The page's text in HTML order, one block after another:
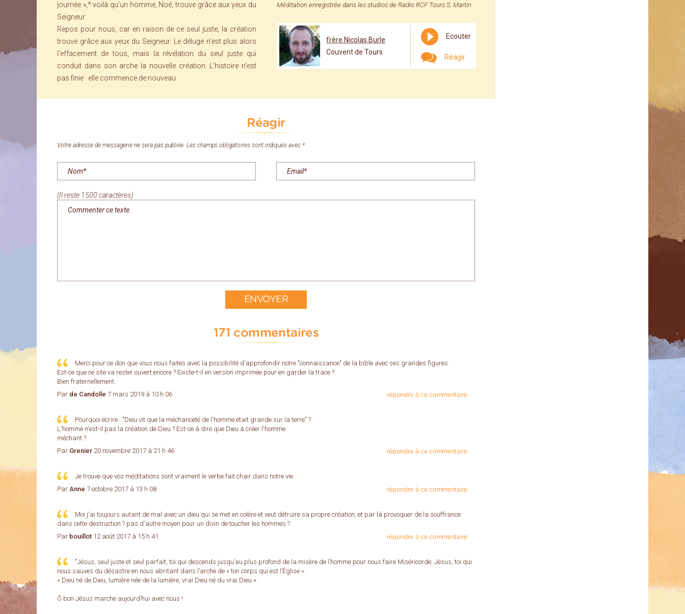
journée »,* voilà qu’un homme, Noé, trouve grâce aux yeux du
Seigneur.
Repos pour nous, car en raison de ce seul juste, la création
trouve grâce aux yeux du Seigneur. Le déluge n’est plus alors
l’effacement de tous, mais la révélation du seul juste qui
conduit dans son arche la nouvelle création. L’histoire n’est
pas finie : elle commence de nouveau.
Méditation enregistrée dans les studios de Radio RCF Tours S. Martin
frère Nicolas Burle
Couvent de Tours
Ecouter
Réagir
Réagir
Votre adresse de messagerie ne sera pas publiée. Les champs obligatoires sont indiqués avec *
(Il reste 1500 caractères)
171 commentaires
Merci pour ce don que vous nous faites avec la possibilité d'approfondir notre "connaissance" de la bible avec ses grandes figures.
Est-ce que ce site va rester ouvert encore ? Existe-t-il en version imprimée pour en garder la trace ?
Bien fraternellement.
Par de Candolle 7 mars 2019 à 10 h 06 répondre à ce commentaire
Pourquoi écrire : "Dieu vit que la méchanceté de l'homme était grande sur la terre" ?
L'homme n'est-il pas la création de Dieu ? Est-ce à dire que Dieu à créer l'homme
méchant ?
Par Grenier 20 novembre 2017 à 21 h 46 répondre à ce commentaire
Je trouve que vos méditations sont vraiment le verbe fait chair dans notre vie...
Par Anne 7 octobre 2017 à 13 h 08 répondre à ce commentaire
Moi j'ai toujours autant de mal avec un dieu qui se met en colère et veut détruire sa propre création, et par là provoquer de la souffrance
dans cette destruction ? pas d'autre moyen pour un divin de toucher les hommes ?
Par bouillot 12 août 2017 à 15 h 41 répondre à ce commentaire
"Jésus, seul juste et seul parfait, toi qui descends jusqu’au plus profond de la misère de l’homme pour nous faire Miséricorde. Jésus, toi qui
nous sauves du désastre en nous abritant dans l’arche de « ton corps qui est l’Église ».
« Dieu né de Dieu, lumière née de la lumière, vrai Dieu né du vrai Dieu ».
Ô bon Jésus marche aujourd’hui avec nous !